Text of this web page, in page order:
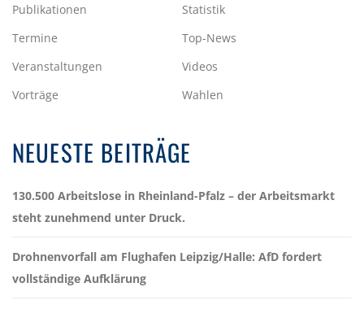
Publikationen
Statistik
Termine
Top-News
Veranstaltungen
Videos
Vorträge
Wahlen
NEUESTE BEITRÄGE
130.500 Arbeitslose in Rheinland-Pfalz – der Arbeitsmarkt
steht zunehmend unter Druck.
Drohnenvorfall am Flughafen Leipzig/Halle: AfD fordert
vollständige Aufklärung